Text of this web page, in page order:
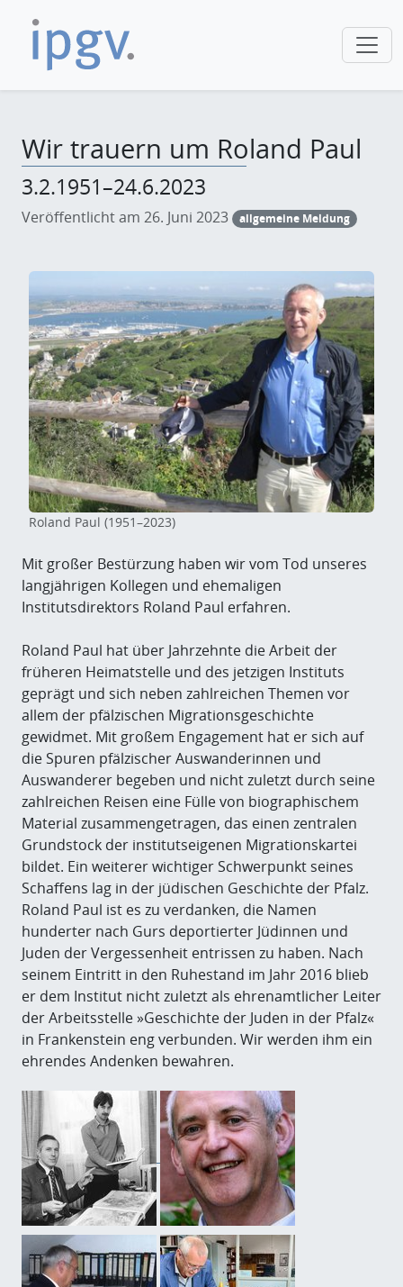
Wir trauern um Roland Paul
3.2.1951–24.6.2023
Veröffentlicht am 26. Juni 2023 allgemeine Meldung
Roland Paul (1951–2023)
Mit großer Bestürzung haben wir vom Tod unseres
langjährigen Kollegen und ehemaligen
Institutsdirektors Roland Paul erfahren.
Roland Paul hat über Jahrzehnte die Arbeit der
früheren Heimatstelle und des jetzigen Instituts
geprägt und sich neben zahlreichen Themen vor
allem der pfälzischen Migrationsgeschichte
gewidmet. Mit großem Engagement hat er sich auf
die Spuren pfälzischer Auswanderinnen und
Auswanderer begeben und nicht zuletzt durch seine
zahlreichen Reisen eine Fülle von biographischem
Material zusammengetragen, das einen zentralen
Grundstock der institutseigenen Migrationskartei
bildet. Ein weiterer wichtiger Schwerpunkt seines
Schaffens lag in der jüdischen Geschichte der Pfalz.
Roland Paul ist es zu verdanken, die Namen
hunderter nach Gurs deportierter Jüdinnen und
Juden der Vergessenheit entrissen zu haben. Nach
seinem Eintritt in den Ruhestand im Jahr 2016 blieb
er dem Institut nicht zuletzt als ehrenamtlicher Leiter
der Arbeitsstelle »Geschichte der Juden in der Pfalz«
in Frankenstein eng verbunden. Wir werden ihm ein
ehrendes Andenken bewahren.